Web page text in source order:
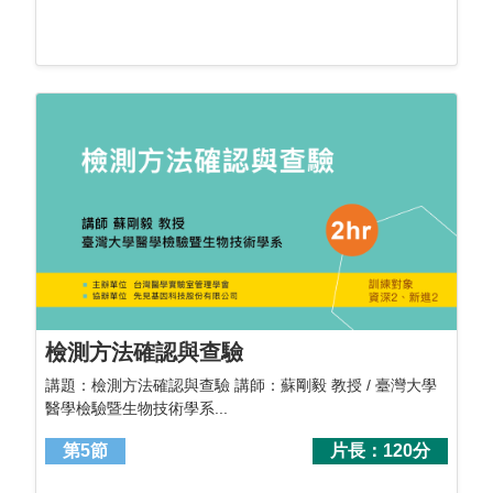
檢測方法確認與查驗
講題：檢測方法確認與查驗 講師：蘇剛毅 教授 / 臺灣大學
醫學檢驗暨生物技術學系...
第5節 片長：120分